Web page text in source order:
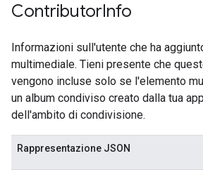
ContributorInfo
Informazioni sull'utente che ha
multimediale. Tieni presente che
vengono incluse solo se l'elemento
un album condiviso creato dalla tua
dell'ambito di condivisione.
Rappresentazione JSON